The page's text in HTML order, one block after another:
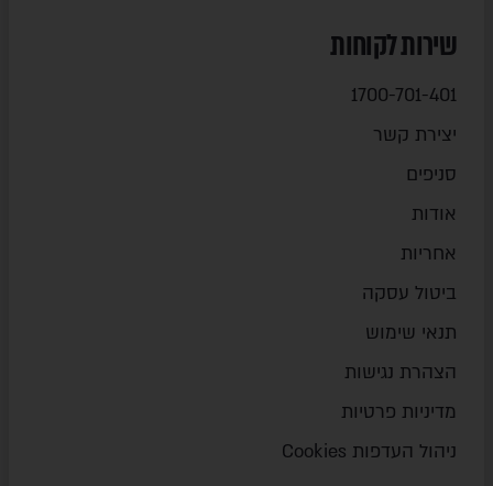
שירות לקוחות
1700-701-401
יצירת קשר
סניפים
אודות
אחריות
ביטול עסקה
תנאי שימוש
הצהרת נגישות
מדיניות פרטיות
ניהול העדפות Cookies